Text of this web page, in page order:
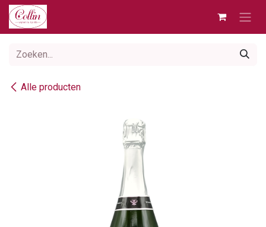
Overslaan naar inhoud
Alle producten